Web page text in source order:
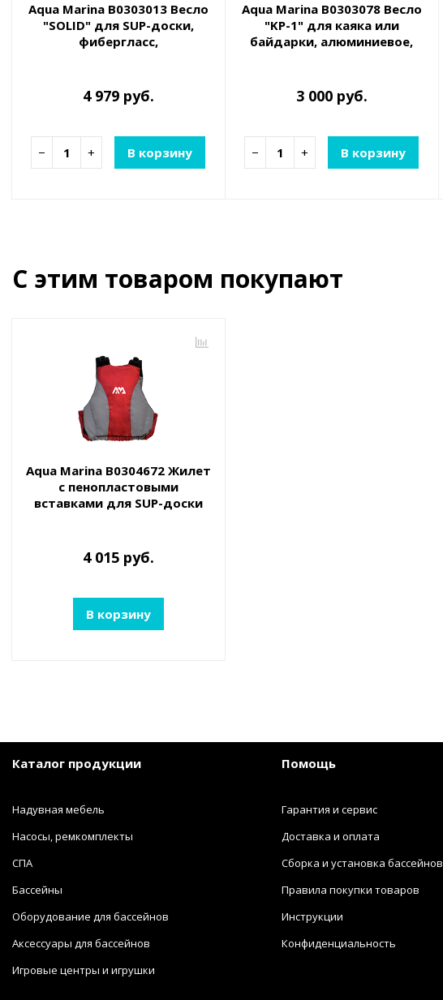
Aqua Marina B0303013 Весло
"SOLID" для SUP-доски,
фибергласс,
4 979 руб.
− + В корзину
Aqua Marina B0303078 Весло
"KP-1" для каяка или
байдарки, алюминиевое,
3 000 руб.
− + В корзину
С этим товаром покупают
Aqua Marina B0304672 Жилет
с пенопластовыми
вставками для SUP-доски
4 015 руб.
В корзину
Каталог продукции
Надувная мебель
Насосы, ремкомплекты
СПА
Бассейны
Оборудование для бассейнов
Аксессуары для бассейнов
Игровые центры и игрушки
Помощь
Гарантия и сервис
Доставка и оплата
Сборка и установка бассейнов
Правила покупки товаров
Инструкции
Конфиденциальность